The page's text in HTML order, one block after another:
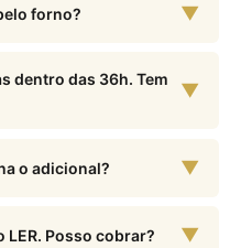
forno? ▼
dentro das 36h. Tem
▼
o adicional? ▼
LER. Posso cobrar? ▼